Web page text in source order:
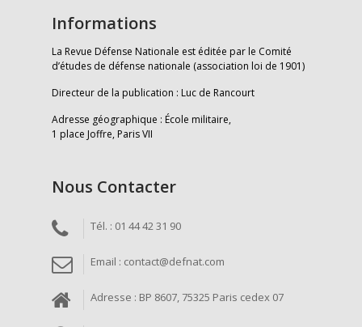
Informations
La Revue Défense Nationale est éditée par le Comité
d’études de défense nationale (association loi de 1901)
Directeur de la publication : Luc de Rancourt
Adresse géographique : École militaire,
1 place Joffre, Paris VII
Nous Contacter
Tél. : 01 44 42 31 90
Email : contact@defnat.com
Adresse : BP 8607, 75325 Paris cedex 07